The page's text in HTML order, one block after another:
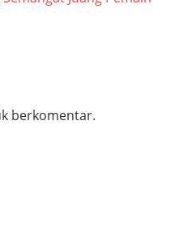
berkomentar.